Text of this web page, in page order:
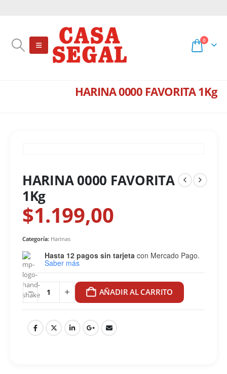
0
HARINA 0000 FAVORITA 1Kg
HARINA 0000 FAVORITA
1Kg
$1.199,00
Categoría: Harinas
Hasta 12 pagos sin tarjeta con Mercado Pago.
Saber más
AÑADIR AL CARRITO